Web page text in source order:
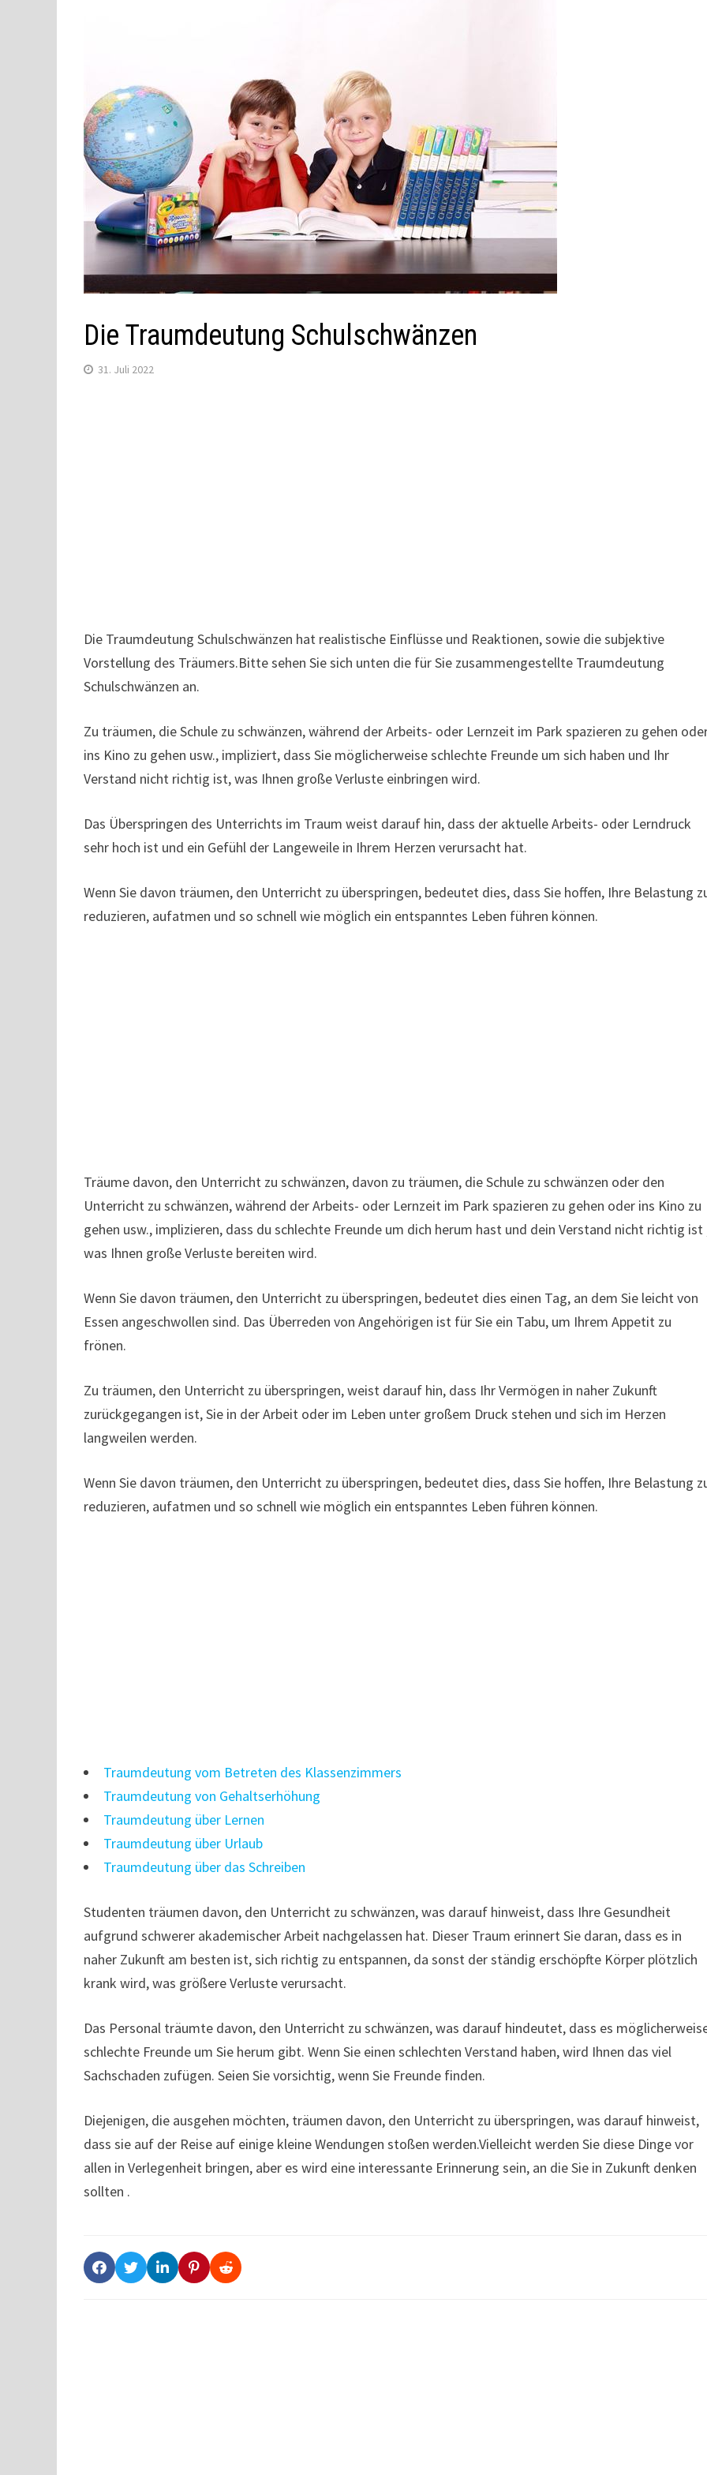
Die Traumdeutung Schulschwänzen
31. Juli 2022
Die Traumdeutung Schulschwänzen hat realistische Einflüsse und Reaktionen, sowie die subjektive
Vorstellung des Träumers.Bitte sehen Sie sich unten die für Sie zusammengestellte Traumdeutung
Schulschwänzen an.
Zu träumen, die Schule zu schwänzen, während der Arbeits- oder Lernzeit im Park spazieren zu gehen
ins Kino zu gehen usw., impliziert, dass Sie möglicherweise schlechte Freunde um sich haben und Ihr
Verstand nicht richtig ist, was Ihnen große Verluste einbringen wird.
Das Überspringen des Unterrichts im Traum weist darauf hin, dass der aktuelle Arbeits- oder Lerndruck
sehr hoch ist und ein Gefühl der Langeweile in Ihrem Herzen verursacht hat.
Wenn Sie davon träumen, den Unterricht zu überspringen, bedeutet dies, dass Sie hoffen, Ihre Belastung
reduzieren, aufatmen und so schnell wie möglich ein entspanntes Leben führen können.
Träume davon, den Unterricht zu schwänzen, davon zu träumen, die Schule zu schwänzen oder den
Unterricht zu schwänzen, während der Arbeits- oder Lernzeit im Park spazieren zu gehen oder ins Kino zu
gehen usw., implizieren, dass du schlechte Freunde um dich herum hast und dein Verstand nicht richtig ist
was Ihnen große Verluste bereiten wird.
Wenn Sie davon träumen, den Unterricht zu überspringen, bedeutet dies einen Tag, an dem Sie leicht von
Essen angeschwollen sind. Das Überreden von Angehörigen ist für Sie ein Tabu, um Ihrem Appetit zu
frönen.
Zu träumen, den Unterricht zu überspringen, weist darauf hin, dass Ihr Vermögen in naher Zukunft
zurückgegangen ist, Sie in der Arbeit oder im Leben unter großem Druck stehen und sich im Herzen
langweilen werden.
Wenn Sie davon träumen, den Unterricht zu überspringen, bedeutet dies, dass Sie hoffen, Ihre Belastung
reduzieren, aufatmen und so schnell wie möglich ein entspanntes Leben führen können.
Traumdeutung vom Betreten des Klassenzimmers
Traumdeutung von Gehaltserhöhung
Traumdeutung über Lernen
Traumdeutung über Urlaub
Traumdeutung über das Schreiben
Studenten träumen davon, den Unterricht zu schwänzen, was darauf hinweist, dass Ihre Gesundheit
aufgrund schwerer akademischer Arbeit nachgelassen hat. Dieser Traum erinnert Sie daran, dass es in
naher Zukunft am besten ist, sich richtig zu entspannen, da sonst der ständig erschöpfte Körper plötzlich
krank wird, was größere Verluste verursacht.
Das Personal träumte davon, den Unterricht zu schwänzen, was darauf hindeutet, dass es
schlechte Freunde um Sie herum gibt. Wenn Sie einen schlechten Verstand haben, wird Ihnen das viel
Sachschaden zufügen. Seien Sie vorsichtig, wenn Sie Freunde finden.
Diejenigen, die ausgehen möchten, träumen davon, den Unterricht zu überspringen, was darauf hinweist,
dass sie auf der Reise auf einige kleine Wendungen stoßen werden.Vielleicht werden Sie diese Dinge vor
allen in Verlegenheit bringen, aber es wird eine interessante Erinnerung sein, an die Sie in Zukunft denken
sollten .